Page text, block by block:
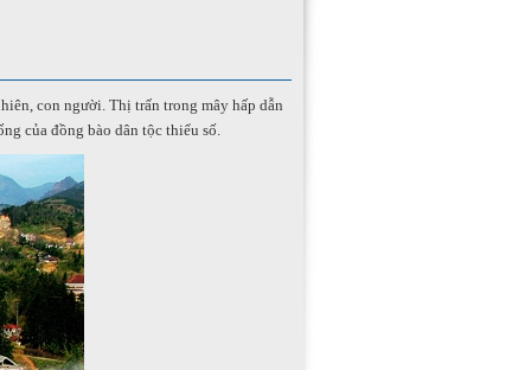
con người. Thị trấn trong mây hấp dẫn
của đồng bào dân tộc thiểu số.